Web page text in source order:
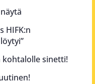
HIFK:n
kohtalolle sinetti!